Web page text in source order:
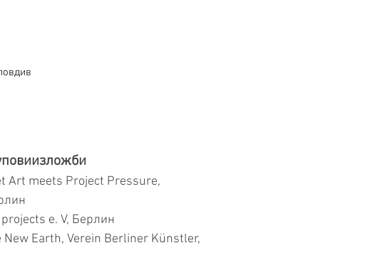
Art meets Project Pressure,
e. V, Берлин
Earth, Verein Berliner Künstler,